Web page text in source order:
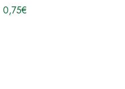
0,75€